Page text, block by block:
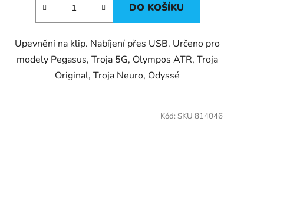
DO KOŠÍKU
Upevnění na klip. Nabíjení přes USB. Určeno pro
modely Pegasus, Troja 5G, Olympos ATR, Troja
Original, Troja Neuro, Odyssé
Kód: SKU 814046